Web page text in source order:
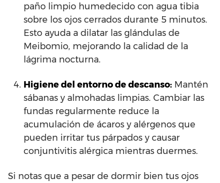
paño limpio humedecido con agua tibia
sobre los ojos cerrados durante 5 minutos.
Esto ayuda a dilatar las glándulas de
Meibomio, mejorando la calidad de la
lágrima nocturna.
Higiene del entorno de descanso: Mantén
sábanas y almohadas limpias. Cambiar las
fundas regularmente reduce la
acumulación de ácaros y alérgenos que
pueden irritar tus párpados y causar
conjuntivitis alérgica mientras duermes.
Si notas que a pesar de dormir bien tus ojos